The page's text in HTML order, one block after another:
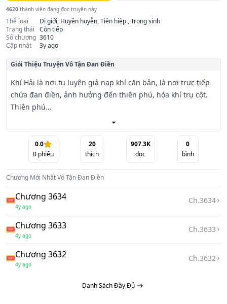
4620 thành viên đang đọc truyện này
Thể loại
Dị giới, Huyền huyễn, Tiên hiệp , Trọng sinh
Trạng thái
Còn tiếp
Số chương 3610
Cập nhật
3y ago
Giói Thiệu Truyện Vô Tận Đan Điền
Khí Hải là nơi tu luyện giả nạp khí căn bản, là nơi trực tiếp
chứa đan điền, ảnh hưởng đến thiên phú, hóa khí trụ cột.
Thiên phú
cao hơn người thì một cái Khí Hải thường có mấy cái đan
điền. Đan điền càng nhiều, thiên phú càng cao, tốc độ nạp
khí, hóa khí lại
càng nhanh. Người cả đời Khí Hải có bao nhiêu đan điền
đều là trời sinh sao có vậy. Nhưng, nếu có pháp quyết tu
luyện tăng số đan
điền lên thì sao?
0.0
0 phiếu
20
thích
907.3K
đọc
0
bình
Chương Mới NhấtVô Tận Đan Điền
Chương 3634
4y ago
Ch.3634
Chương 3633
4y ago
Ch.3633
Chương 3632
4y ago
Ch.3632
Danh Sách Đầy Đủ